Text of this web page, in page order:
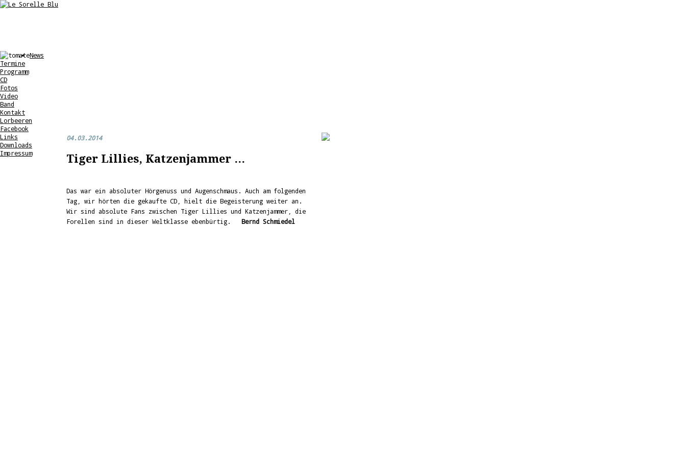
News
Termine
Programm
CD
Fotos
Video
Band
Kontakt
Lorbeeren
Facebook
Links
Downloads
Impressum
04.03.2014
Tiger Lillies, Katzenjammer ...
Das war ein absoluter Hörgenuss und Augenschmaus. Auch am folgenden
Tag, wir hörten die gekaufte CD, hielt die Begeisterung weiter an.
Wir sind absolute Fans zwischen Tiger Lillies und Katzenjammer, die
Forellen sind in dieser Weltklasse ebenbürtig. Bernd Schmiedel